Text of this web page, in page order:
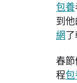
包養
到
網
春
程